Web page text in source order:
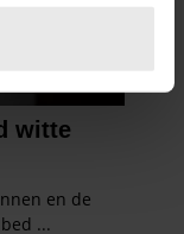
te
te bieden
Ook delen we